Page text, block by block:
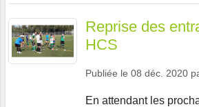
Reprise des
HCS
Publiée le 08 déc. 2020
En attendant les